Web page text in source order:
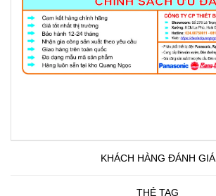
KHÁCH HÀNG ĐÁNH GIÁ
THẺ TAG